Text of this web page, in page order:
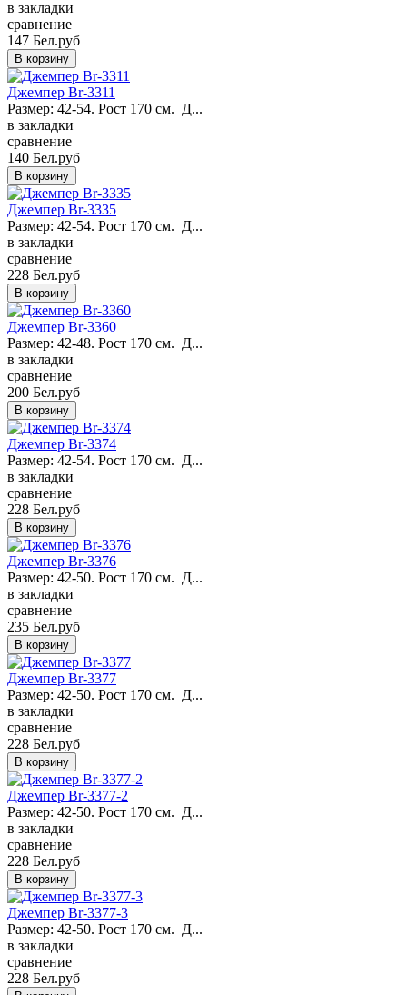
в закладки
сравнение
147 Бел.руб
Джемпер Br-3311
Размер: 42-54. Рост 170 см. Д...
в закладки
сравнение
140 Бел.руб
Джемпер Br-3335
Размер: 42-54. Рост 170 см. Д...
в закладки
сравнение
228 Бел.руб
Джемпер Br-3360
Размер: 42-48. Рост 170 см. Д...
в закладки
сравнение
200 Бел.руб
Джемпер Br-3374
Размер: 42-54. Рост 170 см. Д...
в закладки
сравнение
228 Бел.руб
Джемпер Br-3376
Размер: 42-50. Рост 170 см. Д...
в закладки
сравнение
235 Бел.руб
Джемпер Br-3377
Размер: 42-50. Рост 170 см. Д...
в закладки
сравнение
228 Бел.руб
Джемпер Br-3377-2
Размер: 42-50. Рост 170 см. Д...
в закладки
сравнение
228 Бел.руб
Джемпер Br-3377-3
Размер: 42-50. Рост 170 см. Д...
в закладки
сравнение
228 Бел.руб